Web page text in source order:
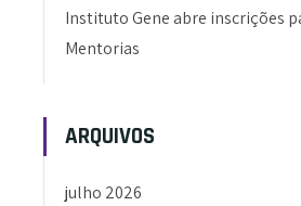
Instituto Gene abre inscrições
Mentorias
ARQUIVOS
julho 2026